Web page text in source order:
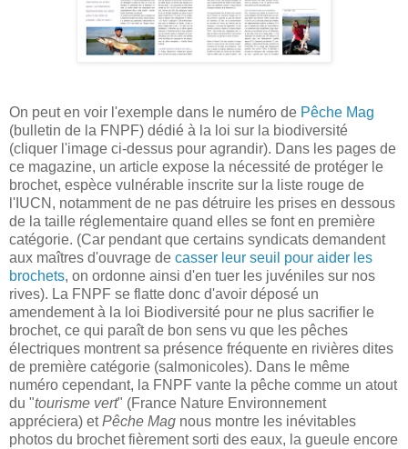
On peut en voir l'exemple dans le numéro de Pêche Mag
(bulletin de la FNPF) dédié à la loi sur la biodiversité
(cliquer l'image ci-dessus pour agrandir). Dans les pages de
ce magazine, un article expose la nécessité de protéger le
brochet, espèce vulnérable inscrite sur la liste rouge de
l'IUCN, notamment de ne pas détruire les prises en dessous
de la taille réglementaire quand elles se font en première
catégorie. (Car pendant que certains syndicats demandent
aux maîtres d'ouvrage de casser leur seuil pour aider les
brochets, on ordonne ainsi d'en tuer les juvéniles sur nos
rives). La FNPF se flatte donc d'avoir déposé un
amendement à la loi Biodiversité pour ne plus sacrifier le
brochet, ce qui paraît de bon sens vu que les pêches
électriques montrent sa présence fréquente en rivières dites
de première catégorie (salmonicoles). Dans le même
numéro cependant, la FNPF vante la pêche comme un atout
du "tourisme vert" (France Nature Environnement
appréciera) etPêche Mag nous montre les inévitables
photos du brochet fièrement sorti des eaux, la gueule encore